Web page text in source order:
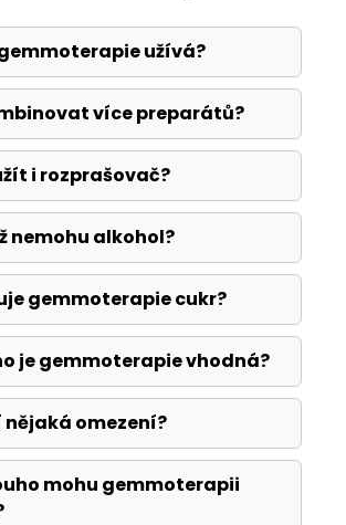
užívá?
více preparátů?
i rozprašovač?
nemohu alkohol?
gemmoterapie cukr?
je gemmoterapie vhodná?
nějaká omezení?
mohu gemmoterapii